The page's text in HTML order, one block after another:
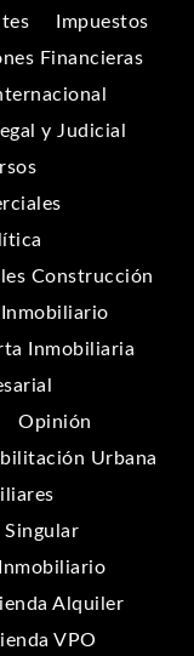
Impuestos
Financieras
y Judicial
Construcción
Inmobiliaria
Opinión
Urbana
Singular
Alquiler
VPO